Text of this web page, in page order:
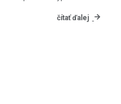
čítať ďalej